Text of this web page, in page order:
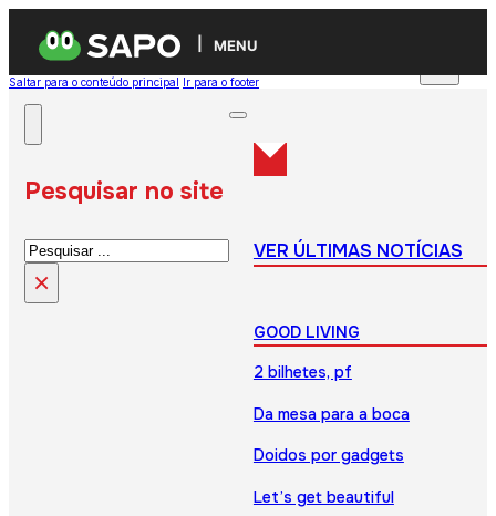
MENU
Saltar para o conteúdo principal Ir para o footer
Pesquisar no site
Pesquisar
×
VER ÚLTIMAS NOTÍCIAS
GOOD LIVING
2 bilhetes, pf
Da mesa para a boca
Doidos por gadgets
Let’s get beautiful